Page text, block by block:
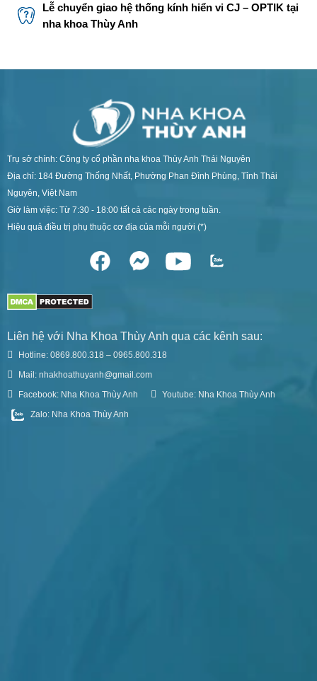
Lễ chuyển giao hệ thống kính hiển vi CJ – OPTIK tại
nha khoa Thùy Anh
Trụ sở chính: Công ty cổ phần nha khoa Thùy Anh Thái Nguyên
Địa chỉ: 184 Đường Thống Nhất, Phường Phan Đình Phùng, Tỉnh Thái
Nguyên, Việt Nam
Giờ làm việc: Từ 7:30 - 18:00 tất cả các ngày trong tuần.
Hiệu quả điều trị phụ thuộc cơ địa của mỗi người (*)
Liên hệ với Nha Khoa Thùy Anh qua các kênh sau:
Hotline: 0869.800.318 – 0965.800.318
Mail: nhakhoathuyanh@gmail.com
Facebook: Nha Khoa Thùy Anh
Youtube: Nha Khoa Thùy Anh
Zalo: Nha Khoa Thùy Anh